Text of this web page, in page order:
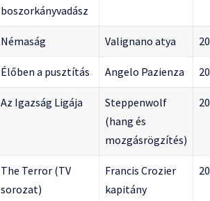
boszorkányvadász
Némaság Valignano atya
Élőben a pusztítás Angelo Pazienza
Az Igazság Ligája
Steppenwolf
(hang és
mozgásrögzítés)
The Terror (TV
sorozat)
Francis Crozier
kapitány